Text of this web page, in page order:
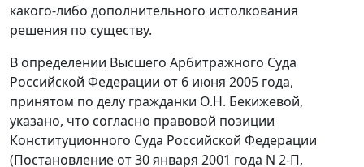
какого-либо дополнительного истолкования
решения по существу.
В определении Высшего Арбитражного Суда
Российской Федерации от 6 июня 2005 года,
принятом по делу гражданки О.Н. Бекижевой,
указано, что согласно правовой позиции
Конституционного Суда Российской Федерации
(Постановление от 30 января 2001 года N 2-П,